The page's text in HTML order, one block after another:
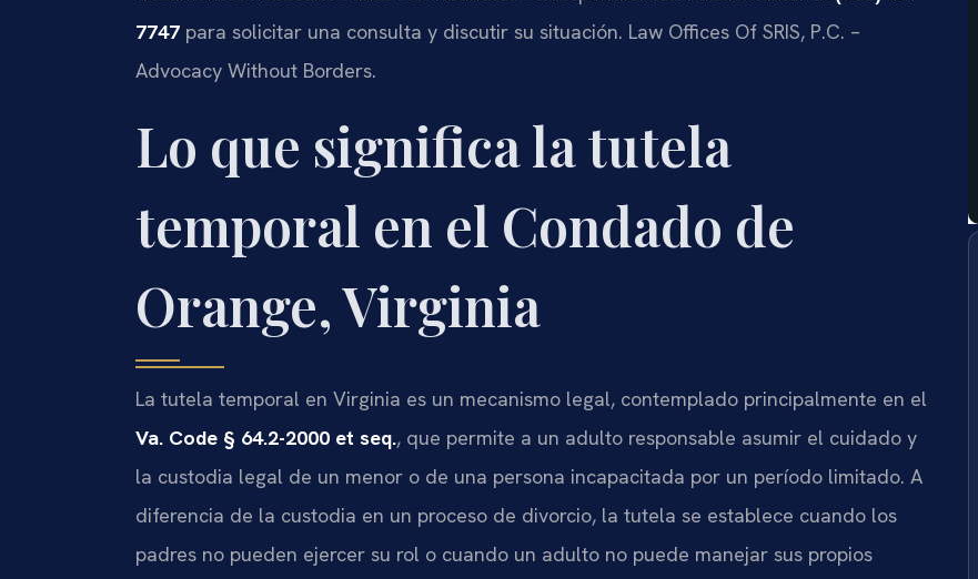
7747 para solicitar una consulta y discutir su situación. Law Offices Of SRIS, P.C. –
Advocacy Without Borders.
Lo que significa la tutela
temporal en el Condado de
Orange, Virginia
La tutela temporal en Virginia es un mecanismo legal, contemplado principalmente en el
Va. Code § 64.2-2000 et seq., que permite a un adulto responsable asumir el cuidado y
la custodia legal de un menor o de una persona incapacitada por un período limitado. A
diferencia de la custodia en un proceso de divorcio, la tutela se establece cuando los
padres no pueden ejercer su rol o cuando un adulto no puede manejar sus propios